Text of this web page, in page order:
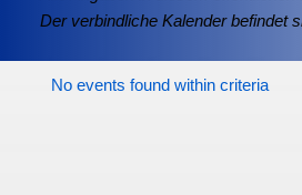
Der verbindliche Kalender befindet
No events found within criteria